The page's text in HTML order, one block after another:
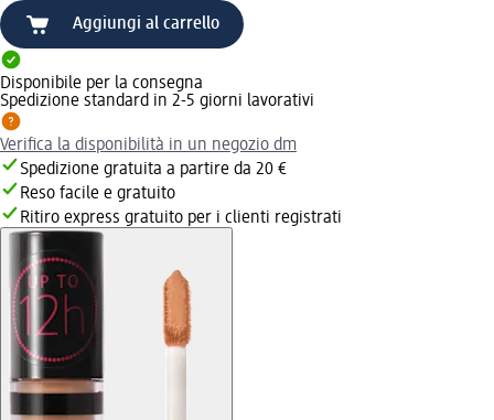
Aggiungi al carrello
Disponibile per la consegna
Spedizione standard in 2-5 giorni lavorativi
Verifica la disponibilità in un negozio dm
Spedizione gratuita a partire da 20 €
Reso facile e gratuito
Ritiro express gratuito per i clienti registrati